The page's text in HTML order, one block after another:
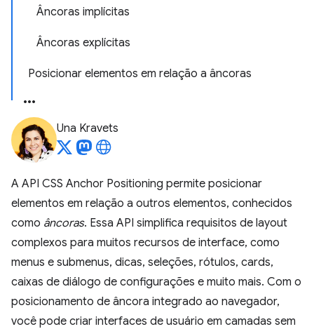
Âncoras implícitas
Âncoras explícitas
Posicionar elementos em relação a âncoras
Una Kravets
A API CSS Anchor Positioning permite posicionar
elementos em relação a outros elementos, conhecidos
como âncoras. Essa API simplifica requisitos de layout
complexos para muitos recursos de interface, como
menus e submenus, dicas, seleções, rótulos, cards,
caixas de diálogo de configurações e muito mais. Com o
posicionamento de âncora integrado ao navegador,
você pode criar interfaces de usuário em camadas sem